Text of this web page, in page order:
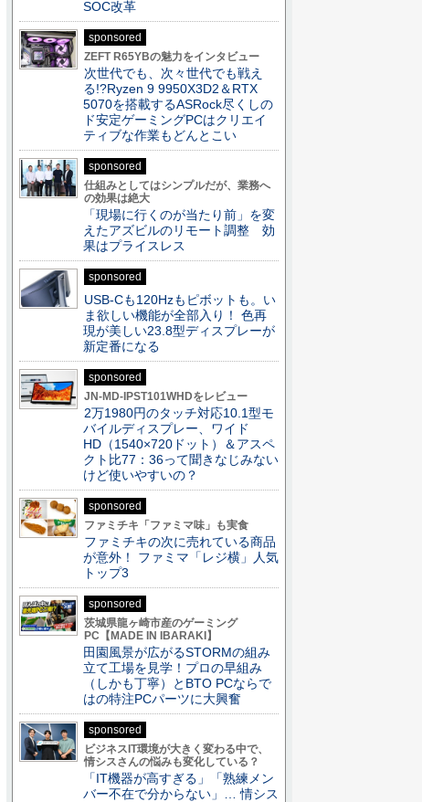
SOC改革
sponsored
ZEFT R65YBの魅力をインタビュー
次世代でも、次々世代でも戦え
る!?Ryzen 9 9950X3D2＆RTX
5070を搭載するASRock尽くしの
ド安定ゲーミングPCはクリエイ
ティブな作業もどんとこい
sponsored
仕組みとしてはシンプルだが、業務へ
の効果は絶大
「現場に行くのが当たり前」を変
えたアズビルのリモート調整 効
果はプライスレス
sponsored
USB-Cも120Hzもピボットも。い
ま欲しい機能が全部入り！ 色再
現が美しい23.8型ディスプレーが
新定番になる
sponsored
JN-MD-IPST101WHDをレビュー
2万1980円のタッチ対応10.1型モ
バイルディスプレー、ワイド
HD（1540×720ドット）＆アスペ
クト比77：36って聞きなじみない
けど使いやすいの？
sponsored
ファミチキ「ファミマ味」も実食
ファミチキの次に売れている商品
が意外！ ファミマ「レジ横」人気
トップ3
sponsored
茨城県龍ヶ崎市産のゲーミング
PC【MADE IN IBARAKI】
田園風景が広がるSTORMの組み
立て工場を見学！プロの早組み
（しかも丁寧）とBTO PCならで
はの特注PCパーツに大興奮
sponsored
ビジネスIT環境が大きく変わる中で、
情シスさんの悩みも変化している？
「IT機器が高すぎる」「熟練メン
バー不在で分からない」… 情シス